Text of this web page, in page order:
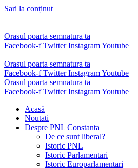
Sari la conținut
Orasul poarta semnatura ta
Facebook-f Twitter InstagramYoutube
Orasul poarta semnatura ta
Facebook-f Twitter InstagramYoutube
Orasul poarta semnatura ta
Facebook-f Twitter InstagramYoutube
Acasă
Noutati
Despre PNL Constanta
De ce sunt liberal?
Istoric PNL
Istoric Parlamentari
Istoric Europarlamentari